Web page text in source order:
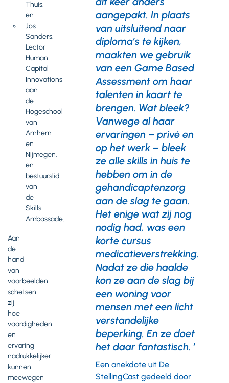
Thuis,
en
Jos
Sanders,
Lector
Human
Capital
Innovations
aan
de
Hogeschool
van
Arnhem
en
Nijmegen,
en
bestuurslid
van
de
Skills
Ambassade.
Aan
de
hand
van
voorbeelden
schetsen
zij
hoe
vaardigheden
en
ervaring
nadrukkelijker
kunnen
meewegen
aangepakt. In plaats
van uitsluitend naar
diploma’s te kijken,
maakten we gebruik
van een Game Based
Assessment om haar
talenten in kaart te
brengen. Wat bleek?
Vanwege al haar
ervaringen – privé en
op het werk – bleek
ze alle skills in huis te
hebben om in de
gehandicaptenzorg
aan de slag te gaan.
Het enige wat zij nog
nodig had, was een
korte cursus
medicatieverstrekking.
Nadat ze die haalde
kon ze aan de slag bij
een woning voor
mensen met een licht
verstandelijke
beperking. En ze doet
het daar fantastisch. ’
Een anekdote uit De
StellingCast gedeeld door